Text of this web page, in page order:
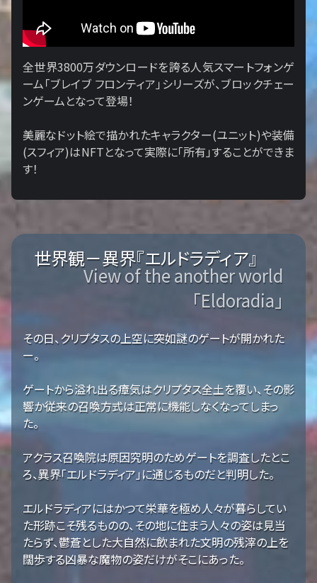
全世界3800万ダウンロードを誇る人気スマートフォンゲ
ーム「ブレイブ フロンティア」シリーズが、ブロックチェー
ンゲームとなって登場！
美麗なドット絵で描かれたキャラクター(ユニット)や装備
(スフィア)はNFTとなって実際に「所有」することができま
す！
世界観－異界『エルドラディア』
View of the another world
「Eldoradia」
その日、クリプタスの上空に突如謎のゲートが開かれた
ー。
ゲートから溢れ出る瘴気はクリプタス全土を覆い、その影
響か従来の召喚方式は正常に機能しなくなってしまっ
た。
アクラス召喚院は原因究明のためゲートを調査したとこ
ろ、異界「エルドラディア」に通じるものだと判明した。
エルドラディアにはかつて栄華を極め人々が暮らしてい
た形跡こそ残るものの、その地に住まう人々の姿は見当
たらず、鬱蒼とした大自然に飲まれた文明の残滓の上を
闊歩する凶暴な魔物の姿だけがそこにあった。